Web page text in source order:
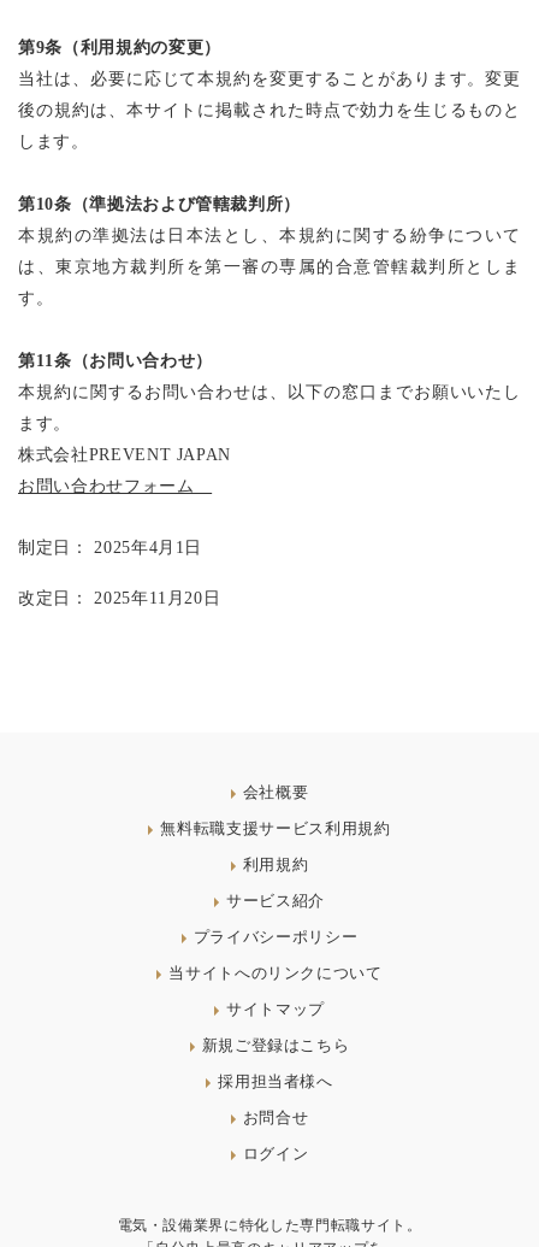
第9条（利用規約の変更）
当社は、必要に応じて本規約を変更することがあります。変更
後の規約は、本サイトに掲載された時点で効力を生じるものと
します。
第10条（準拠法および管轄裁判所）
本規約の準拠法は日本法とし、本規約に関する紛争について
は、東京地方裁判所を第一審の専属的合意管轄裁判所としま
す。
第11条（お問い合わせ）
本規約に関するお問い合わせは、以下の窓口までお願いいたし
ます。
株式会社PREVENT JAPAN
お問い合わせフォーム
制定日： 2025年4月 1 日
改定日： 2025年11月20日
会社概要
無料転職支援サービス利用規約
利用規約
サービス紹介
プライバシーポリシー
当サイトへのリンクについて
サイトマップ
新規ご登録はこちら
採用担当者様へ
お問合せ
ログイン
電気・設備業界に特化した専門転職サイト。